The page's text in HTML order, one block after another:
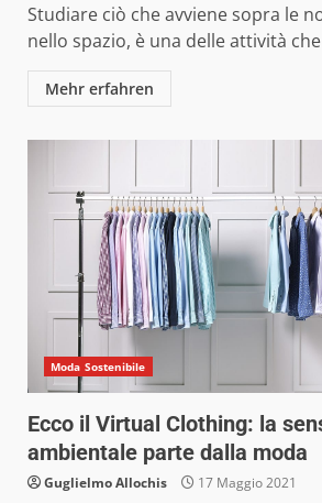
Studiare ciò che avviene sopra le
nello spazio, è una delle attività
Mehr erfahren
Moda Sostenibile
Ecco il Virtual Clothing: la
ambientale parte dalla moda
Guglielmo Allochis 17 Maggio 2021